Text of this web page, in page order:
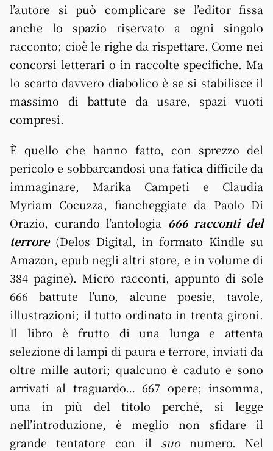
l’autore si può complicare se l’editor fissa
anche lo spazio riservato a ogni singolo
racconto; cioè le righe da rispettare. Come nei
concorsi letterari o in raccolte specifiche. Ma
lo scarto davvero diabolico è se si stabilisce il
massimo di battute da usare, spazi vuoti
compresi.
È quello che hanno fatto, con sprezzo del
pericolo e sobbarcandosi una fatica difficile da
immaginare, Marika Campeti e Claudia
Myriam Cocuzza, fiancheggiate da Paolo Di
Orazio, curando l’antologia 666 racconti del
terrore (Delos Digital, in formato Kindle su
Amazon, epub negli altri store, e in volume di
384 pagine). Micro racconti, appunto di sole
666 battute l’uno, alcune poesie, tavole,
illustrazioni; il tutto ordinato in trenta gironi.
Il libro è frutto di una lunga e attenta
selezione di lampi di paura e terrore, inviati da
oltre mille autori; qualcuno è caduto e sono
arrivati al traguardo… 667 opere; insomma,
una in più del titolo perché, si legge
nell’introduzione, è meglio non sfidare il
grande tentatore con il suo numero. Nel